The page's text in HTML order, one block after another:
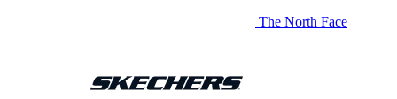
The North Face